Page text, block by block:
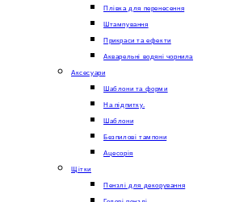
Плівка для перенесення
Штампування
Прикраси та ефекти
Акварельні водяні чорнила
Аксесуари
Шаблони та форми
На підпитку.
Шаблони
Безпилові тампони
Ацесорія
Щітки
Пензлі для декорування